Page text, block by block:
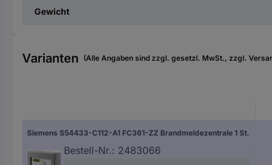
Gewicht
Varianten (Alle Angaben sind zzgl. gesetzl. MwSt., zzgl.
Siemens S54433-C112-A1 FC361-ZZ Brandmeldezentrale 1 St.
Bestell-Nr.: 2483066